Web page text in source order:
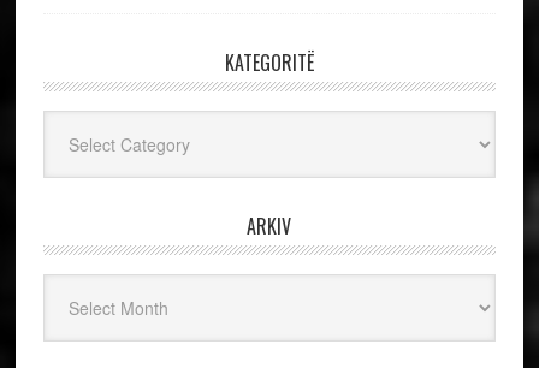
KATEGORITË
ARKIV